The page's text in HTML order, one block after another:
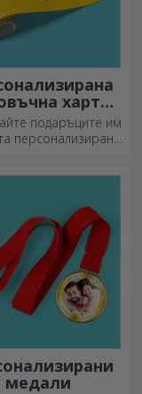
хартия
подаръци
подаръците им
персонализирана
медали